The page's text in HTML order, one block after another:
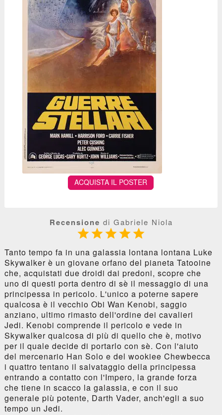
ACQUISTA IL POSTER
Recensione di Gabriele Niola

Tanto tempo fa in una galassia lontana lontana Luke
Skywalker è un giovane orfano del pianeta Tatooine
che, acquistati due droidi dai predoni, scopre che
uno di questi porta dentro di sè il messaggio di una
principessa in pericolo. L'unico a poterne sapere
qualcosa è il vecchio Obi Wan Kenobi, saggio
anziano, ultimo rimasto dell'ordine dei cavalieri
Jedi. Kenobi comprende il pericolo e vede in
Skywalker qualcosa di più di quello che è, motivo
per il quale decide di portarlo con sè. Con l'aiuto
del mercenario Han Solo e del wookiee Chewbecca
i quattro tentano il salvataggio della principessa
entrando a contatto con l'Impero, la grande forza
che tiene in scacco la galassia, e con il suo
generale più potente, Darth Vader, anch'egli a suo
tempo un Jedi.